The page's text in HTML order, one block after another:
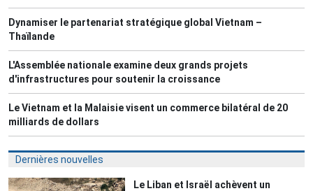
Dynamiser le partenariat stratégique global Vietnam –
Thaïlande
L'Assemblée nationale examine deux grands projets
d'infrastructures pour soutenir la croissance
Le Vietnam et la Malaisie visent un commerce bilatéral de 20
milliards de dollars
Dernières nouvelles
Le Liban et Israël achèvent un